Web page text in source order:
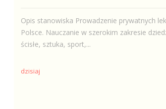
Opis stanowiska Prowadzenie prywatnych
Polsce. Nauczanie w szerokim zakresie
ścisłe, sztuka, sport,...
dzisiaj